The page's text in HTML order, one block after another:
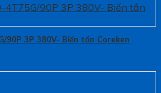
90P 3P 380V- Biến tần Coreken